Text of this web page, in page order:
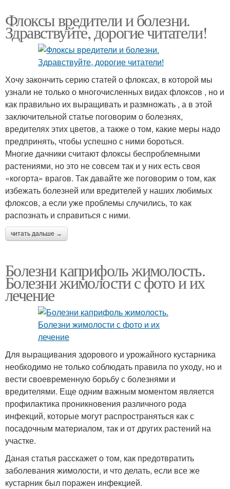
Флоксы вредители и болезни.
Здравствуйте, дорогие читатели!
Хочу закончить серию статей о флоксах, в которой мы
узнали не только о многочисленных видах флоксов , но и
как правильно их выращивать и размножать , а в этой
заключительной статье поговорим о болезнях,
вредителях этих цветов, а также о том, какие меры надо
предпринять, чтобы успешно с ними бороться.
Многие дачники считают флоксы беспроблемными
растениями, но это не совсем так и у них есть своя
«когорта» врагов. Так давайте же поговорим о том, как
избежать болезней или вредителей у наших любимых
флоксов, а если уже проблемы случились, то как
распознать и справиться с ними.
читать дальше →
Болезни каприфоль жимолость.
Болезни жимолости с фото и их
лечение
Для выращивания здорового и урожайного кустарника
необходимо не только соблюдать правила по уходу, но и
вести своевременную борьбу с болезнями и
вредителями. Еще одним важным моментом является
профилактика проникновения различного рода
инфекций, которые могут распространяться как с
посадочным материалом, так и от других растений на
участке.
Даная статья расскажет о том, как предотвратить
заболевания жимолости, и что делать, если все же
кустарник был поражен инфекцией.